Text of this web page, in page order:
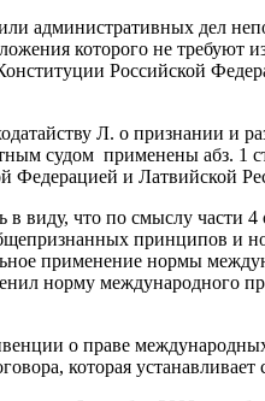
административных дел
которого не требуют
Российской
Л. о признании и
судом применены абз. 1
Федерацией и Латвийской
виду, что по смыслу части
принципов и
применение нормы
норму международного
о праве
которая